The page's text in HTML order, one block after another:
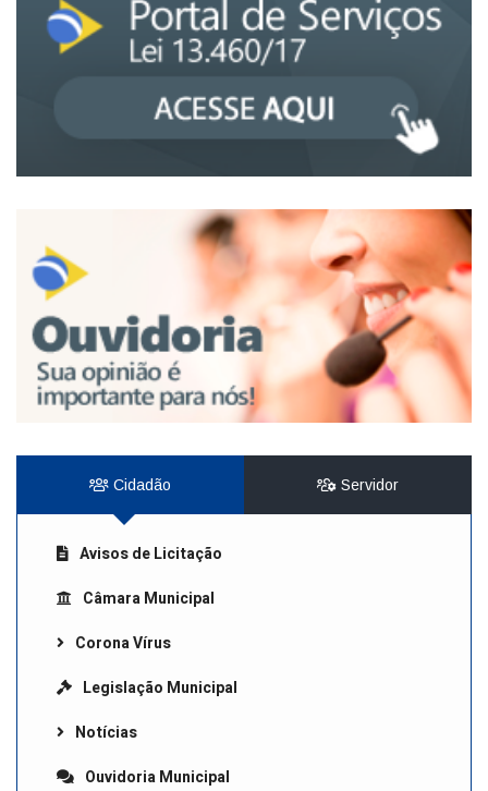
Cidadão Servidor
Avisos de Licitação
Câmara Municipal
Corona Vírus
Legislação Municipal
Notícias
Ouvidoria Municipal